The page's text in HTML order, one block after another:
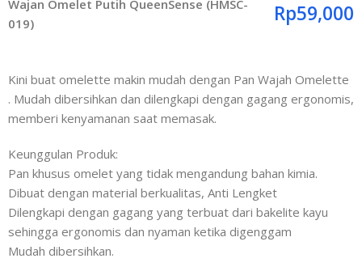
Wajan Omelet Putih QueenSense (HMSC-
019)
Rp59,000
Kini buat omelette makin mudah dengan Pan Wajah Omelette
. Mudah dibersihkan dan dilengkapi dengan gagang ergonomis,
memberi kenyamanan saat memasak.
Keunggulan Produk:
Pan khusus omelet yang tidak mengandung bahan kimia.
Dibuat dengan material berkualitas, Anti Lengket
Dilengkapi dengan gagang yang terbuat dari bakelite kayu
sehingga ergonomis dan nyaman ketika digenggam
Mudah dibersihkan.